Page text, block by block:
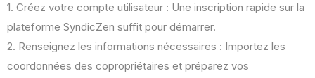
1. Créez votre compte utilisateur : Une inscription rapide sur la
plateforme SyndicZen suffit pour démarrer.
2. Renseignez les informations nécessaires : Importez les
coordonnées des copropriétaires et préparez vos